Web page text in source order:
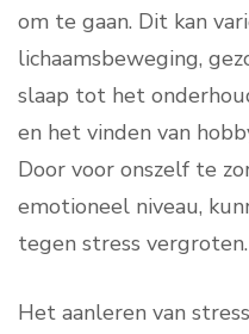
om te gaan. Dit kan
lichaamsbeweging,
slaap tot het
en het vinden van
Door voor onszelf te
emotioneel niveau,
tegen stress vergroten.
Het aanleren van